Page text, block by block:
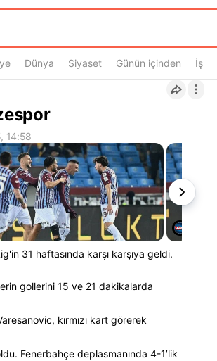
Dünya Siyaset Günün içinden İş
14:58
31 haftasında karşı karşıya geldi.
gollerini 15 ve 21 dakikalarda
kırmızı kart görerek
Fenerbahçe deplasmanında 4-1’lik